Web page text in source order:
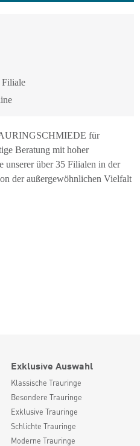
Filiale
für
Beratung mit hoher
unserer über 35 Filialen in der
der außergewöhnlichen Vielfalt
Exklusive Auswahl
Klassische Trauringe
Besondere Trauringe
Exklusive Trauringe
Schlichte Trauringe
Moderne Trauringe